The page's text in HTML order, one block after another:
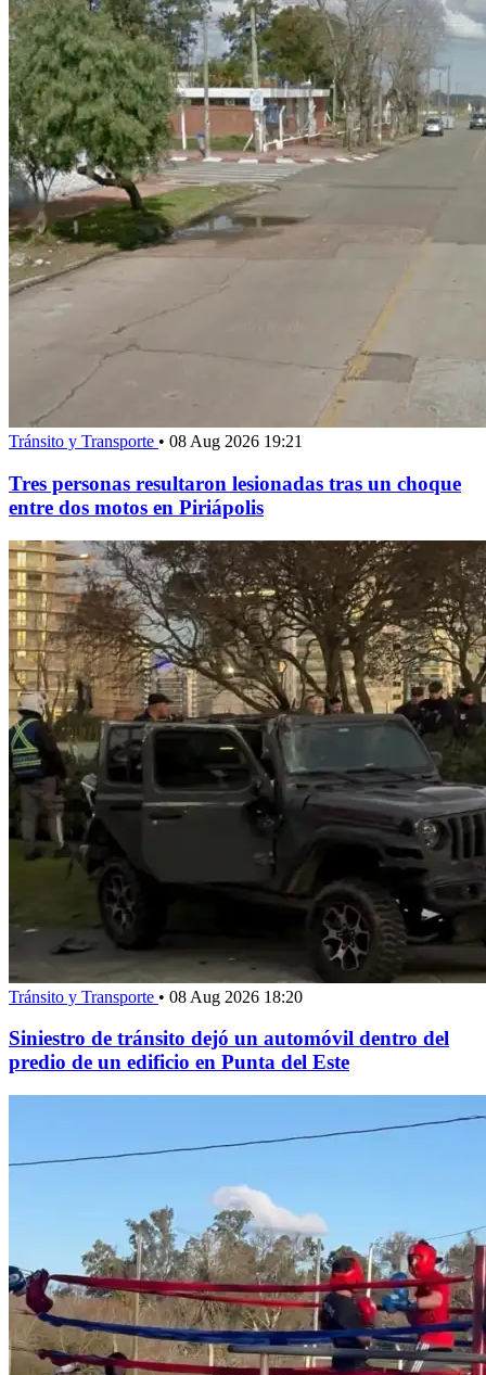
Tránsito y Transporte • 08 Aug 2026 19:21
Tres personas resultaron lesionadas tras un choque
entre dos motos en Piriápolis
Tránsito y Transporte • 08 Aug 2026 18:20
Siniestro de tránsito dejó un automóvil dentro del
predio de un edificio en Punta del Este